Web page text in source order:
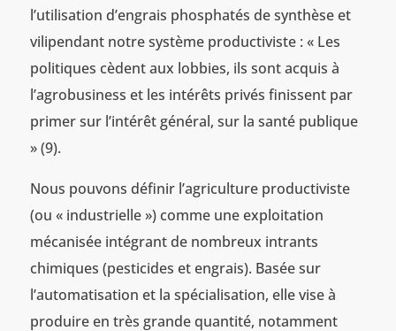
l’utilisation d’engrais phosphatés de synthèse et
vilipendant notre système productiviste : « Les
politiques cèdent aux lobbies, ils sont acquis à
l’agrobusiness et les intérêts privés finissent par
primer sur l’intérêt général, sur la santé publique
» (9).
Nous pouvons définir l’agriculture productiviste
(ou « industrielle ») comme une exploitation
mécanisée intégrant de nombreux intrants
chimiques (pesticides et engrais). Basée sur
l’automatisation et la spécialisation, elle vise à
produire en très grande quantité, notamment